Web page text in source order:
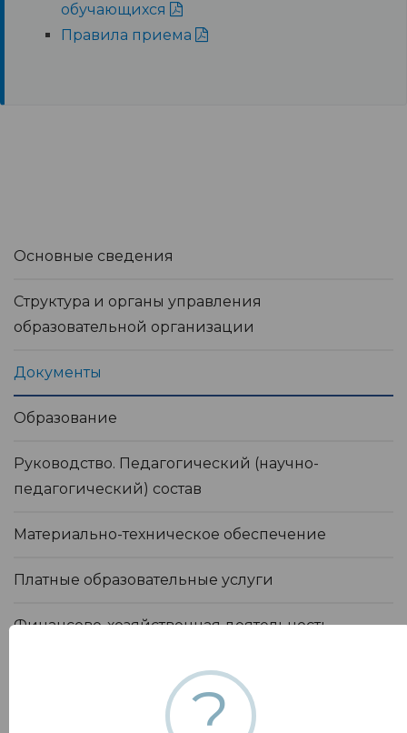
обучающихся
Правила приема
Основные сведения
Структура и органы управления
образовательной организации
Документы
Образование
Руководство. Педагогический (научно-
педагогический) состав
Материально-техническое обеспечение
Платные образовательные услуги
Финансово-хозяйственная деятельность
Вакантные места для приема (перевода)
?